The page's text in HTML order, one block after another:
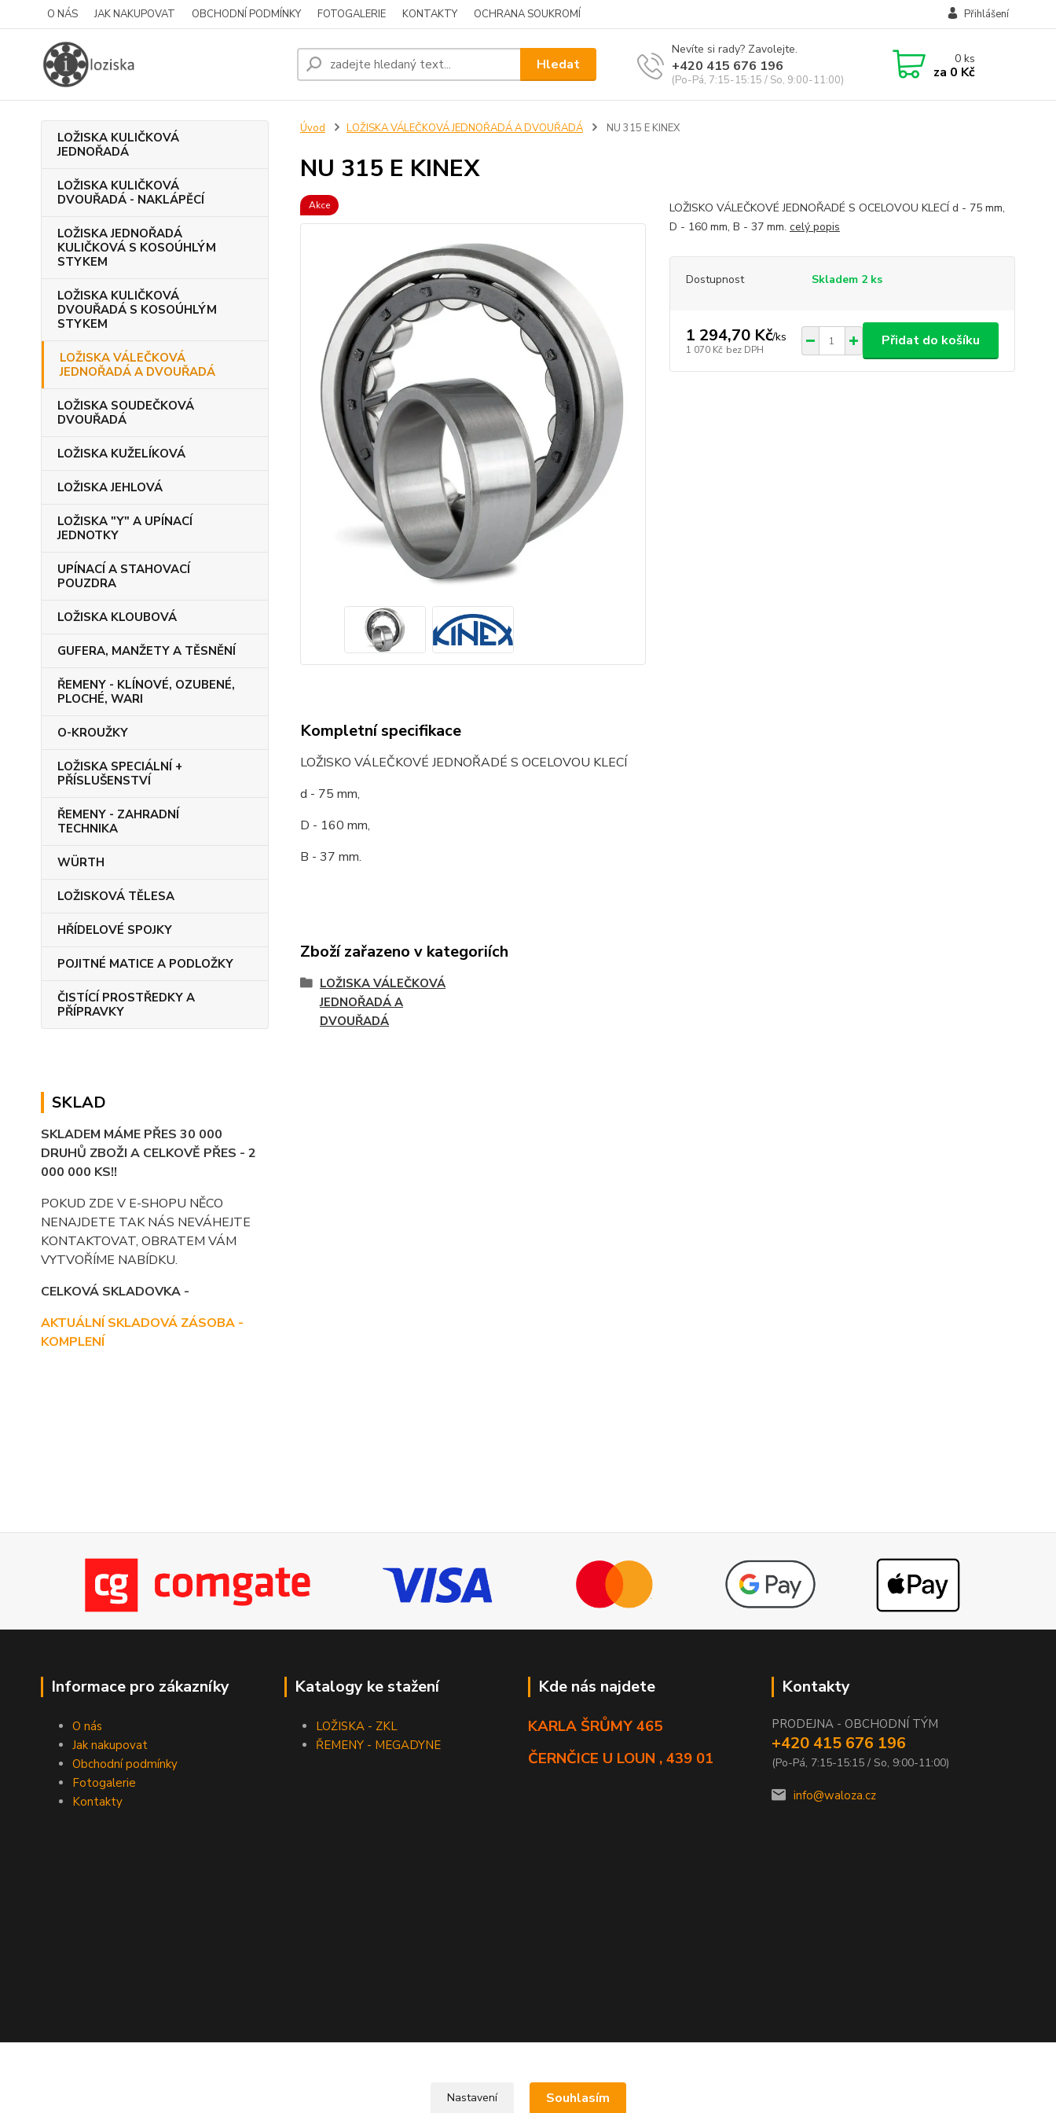
O NÁS JAK NAKUPOVAT OBCHODNÍ PODMÍNKY FOTOGALERIE KONTAKTY OCHRANA SOUKROMÍ Přihlášení
Hledat
Nevíte si rady? Zavolejte.
+420 415 676 196
(Po-Pá, 7:15-15:15 / So, 9:00-11:00)
0ks
za 0 Kč
LOŽISKA KULIČKOVÁ
JEDNOŘADÁ
LOŽISKA KULIČKOVÁ
DVOUŘADÁ - NAKLÁPĚCÍ
LOŽISKA JEDNOŘADÁ
KULIČKOVÁ S KOSOÚHLÝM
STYKEM
LOŽISKA KULIČKOVÁ
DVOUŘADÁ S KOSOÚHLÝM
STYKEM
LOŽISKA VÁLEČKOVÁ
JEDNOŘADÁ A DVOUŘADÁ
LOŽISKA SOUDEČKOVÁ
DVOUŘADÁ
LOŽISKA KUŽELÍKOVÁ
LOŽISKA JEHLOVÁ
LOŽISKA "Y" A UPÍNACÍ
JEDNOTKY
UPÍNACÍ A STAHOVACÍ
POUZDRA
LOŽISKA KLOUBOVÁ
GUFERA, MANŽETY A TĚSNĚNÍ
ŘEMENY - KLÍNOVÉ, OZUBENÉ,
PLOCHÉ, WARI
O-KROUŽKY
LOŽISKA SPECIÁLNÍ +
PŘÍSLUŠENSTVÍ
ŘEMENY - ZAHRADNÍ
TECHNIKA
WÜRTH
LOŽISKOVÁ TĚLESA
HŘÍDELOVÉ SPOJKY
POJITNÉ MATICE A PODLOŽKY
ČISTÍCÍ PROSTŘEDKY A
PŘÍPRAVKY
SKLAD
SKLADEM MÁME PŘES 30 000
DRUHŮ ZBOŽI A CELKOVĚ PŘES - 2
000 000 KS!!
POKUD ZDE V E-SHOPU NĚCO
NENAJDETE TAK NÁS NEVÁHEJTE
KONTAKTOVAT, OBRATEM VÁM
VYTVOŘÍME NABÍDKU.
CELKOVÁ SKLADOVKA -
AKTUÁLNÍ SKLADOVÁ ZÁSOBA -
KOMPLENÍ
Úvod LOŽISKA VÁLEČKOVÁ JEDNOŘADÁ A DVOUŘADÁ NU 315 E KINEX
NU 315 E KINEX
Akce
LOŽISKO VÁLEČKOVÉ JEDNOŘADÉ S OCELOVOU KLECÍ d - 75 mm,
D - 160 mm, B - 37 mm. celý popis
Dostupnost Skladem 2 ks
1 294,70 Kč/ks
1 070 Kč bez DPH
Přidat do košíku
Kompletní specifikace
LOŽISKO VÁLEČKOVÉ JEDNOŘADÉ S OCELOVOU KLECÍ
d - 75 mm,
D - 160 mm,
B - 37 mm.
Zboží zařazeno v kategoriích
LOŽISKA VÁLEČKOVÁ
JEDNOŘADÁ A
DVOUŘADÁ
Informace pro zákazníky
O nás
Jak nakupovat
Obchodní podmínky
Fotogalerie
Kontakty
Katalogy ke stažení
LOŽISKA - ZKL
ŘEMENY - MEGADYNE
Kde nás najdete
KARLA ŠRŮMY 465
ČERNČICE U LOUN , 439 01
Kontakty
PRODEJNA - OBCHODNÍ TÝM
+420 415 676 196
(Po-Pá, 7:15-15:15 / So, 9:00-11:00)
info@waloza.cz
Nastavení Souhlasím